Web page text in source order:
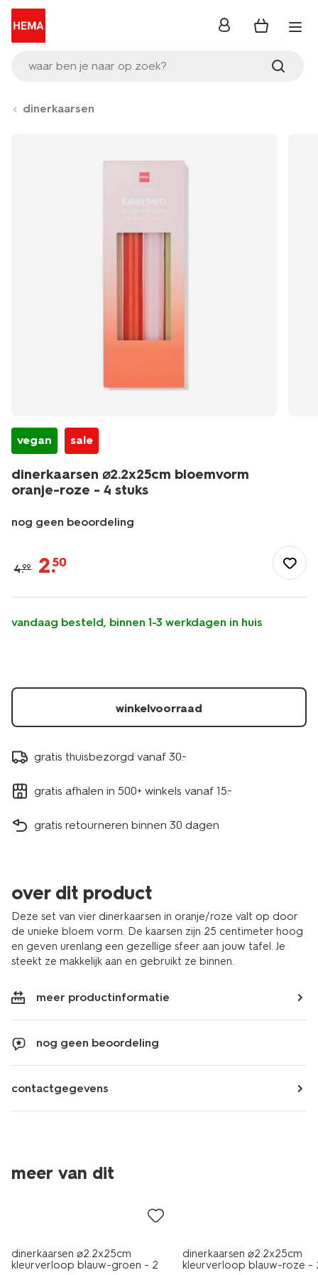
waar ben je naar op zoek?
inloggen
dinerkaarsen
vegan sale
dinerkaarsen ⌀2.2x25cm bloemvorm
oranje-roze - 4 stuks
nog geen beoordeling
slapen/wonen/kaarsen/dinerkaarsen/dinerkaarsen-
%E2%8C%802.2x25cm-
oranje-
roze-
-
4.99 2.50
vandaag besteld, binnen 1-3 werkdagen in huis
winkelvoorraad
gratis thuisbezorgd vanaf 30.-
gratis afhalen in 500+ winkels vanaf 15.-
gratis retourneren binnen 30 dagen
over dit product
Deze set van vier dinerkaarsen in oranje/roze valt op door
de unieke bloem vorm. De kaarsen zijn 25 centimeter hoog
en geven urenlang een gezellige sfeer aan jouw tafel. Je
steekt ze makkelijk aan en gebruikt ze binnen.
meer productinformatie
nog geen beoordeling
contactgegevens
meer van dit
sale
dinerkaarsen ⌀2.2x25cm
kleurverloop blauw-groen - 2
dinerkaarsen ⌀2.2x25cm
kleurverloop blauw-roze -